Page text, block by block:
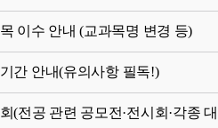
이수 안내 (교과목명 변경 등)
간 안내(유의사항 필독!)
(전공 관련 공모전·전시회·각종